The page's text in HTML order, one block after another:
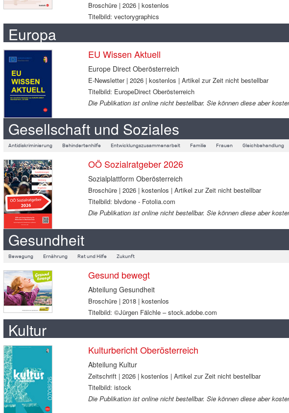
Broschüre | 2026 | kostenlos
Titelbild: vectorygraphics
Europa
EU Wissen Aktuell
Europe Direct Oberösterreich
E-Newsletter | 2026 | kostenlos | Artikel zur Zeit nicht bestellbar
Titelbild: EuropeDirect Oberösterreich
Die Publikation ist online nicht bestellbar. Sie können diese aber
Gesellschaft und Soziales
Antidiskriminierung Behindertenhilfe Entwicklungszusammenarbeit Familie Frauen Gleichbehandlung
OÖ Sozialratgeber 2026
Sozialplattform Oberösterreich
Broschüre | 2026 | kostenlos | Artikel zur Zeit nicht bestellbar
Titelbild: blvdone - Fotolia.com
Die Publikation ist online nicht bestellbar. Sie können diese aber
Gesundheit
Bewegung Ernährung Rat und Hilfe Zukunft
Gesund bewegt
Abteilung Gesundheit
Broschüre | 2018 | kostenlos
Titelbild: ©Jürgen Fälchle – stock.adobe.com
Kultur
Kulturbericht Oberösterreich
Abteilung Kultur
Zeitschrift | 2026 | kostenlos | Artikel zur Zeit nicht bestellbar
Titelbild: istock
Die Publikation ist online nicht bestellbar. Sie können diese aber